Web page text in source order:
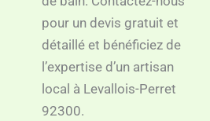
pour un devis gratuit et
détaillé et bénéficiez de
l’expertise d’un artisan
local à Levallois-Perret
92300.